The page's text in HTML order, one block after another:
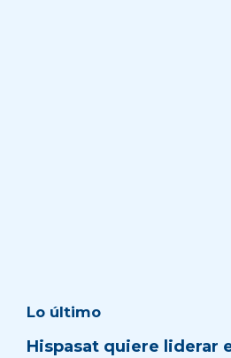
Lo último
Hispasat quiere liderar